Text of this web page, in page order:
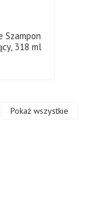
Szampon
318 ml
Pokaż wszystkie